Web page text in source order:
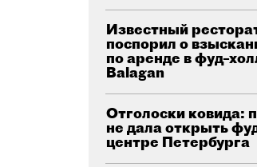
Известный
поспорил о
по аренде в
Balagan
Отголоски ковида:
не дала открыть
центре Петербурга